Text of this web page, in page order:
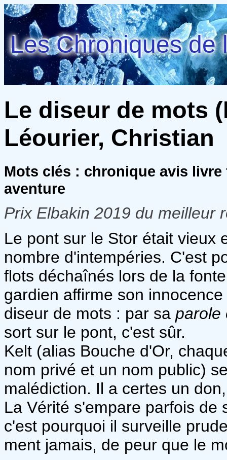
Les Chroniques de
Le diseur de mots
Léourier, Christian
Mots clés : chronique avis
aventure
Prix Elbakin 2019 du meilleur
Le pont sur le Stor était vieux
nombre d'intempéries. C'est
flots déchaînés lors de la
gardien affirme son
diseur de mots : par sa parole
sort sur le pont, c'est sûr.
Kelt (alias Bouche d'Or,
nom privé et un nom public)
malédiction. Il a certes un
La Vérité s'empare parfois de
c'est pourquoi il surveille
ment jamais, de peur que le